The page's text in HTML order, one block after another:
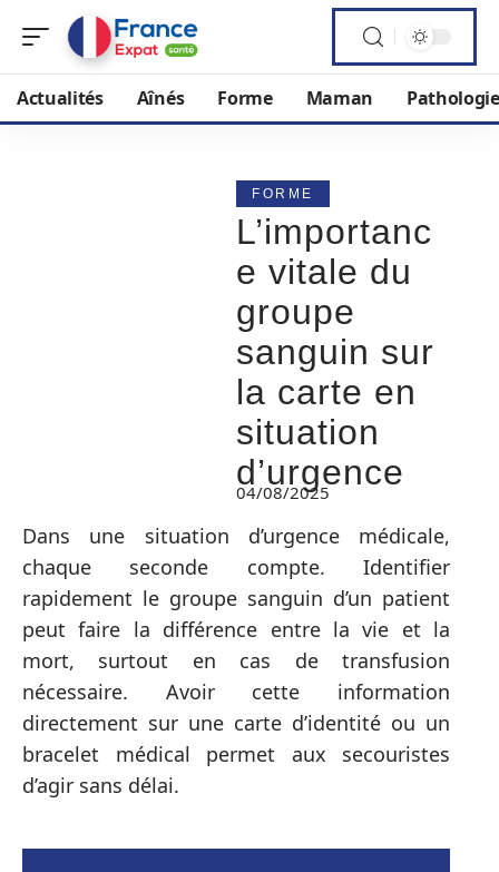
Actualités Aînés Forme Maman
FORME
L’importanc
e vitale du
groupe
sanguin sur
la carte en
situation
d’urgence
04/08/2025
Dans une situation d’urgence médicale,
chaque seconde compte. Identifier
rapidement le groupe sanguin d’un patient
peut faire la différence entre la vie et la
mort, surtout en cas de transfusion
nécessaire. Avoir cette information
directement sur une carte d’identité ou un
bracelet médical permet aux secouristes
d’agir sans délai.